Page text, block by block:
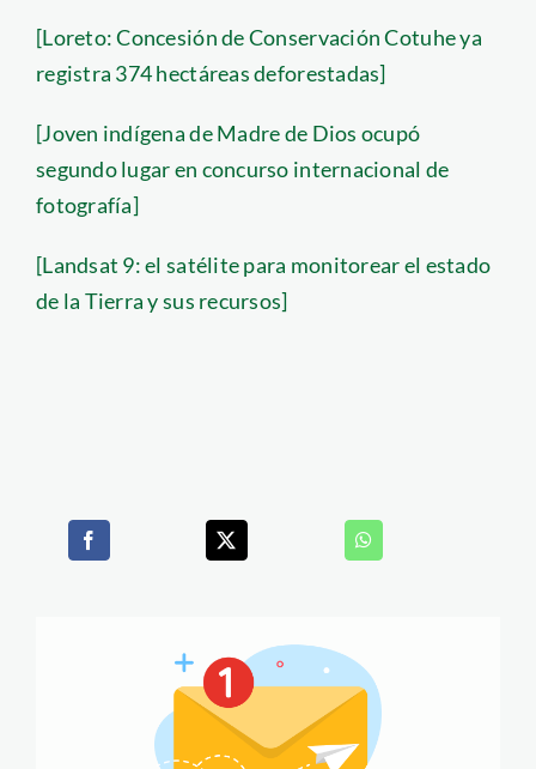
[Loreto: Concesión de Conservación Cotuhe ya
registra 374 hectáreas deforestadas]
[Joven indígena de Madre de Dios ocupó
segundo lugar en concurso internacional de
fotografía]
[Landsat 9: el satélite para monitorear el estado
de la Tierra y sus recursos]